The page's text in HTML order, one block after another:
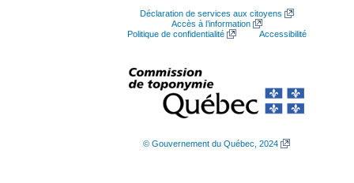
Déclaration de services aux citoyens
Accès à l’information
Politique de confidentialité
Accessibilité
© Gouvernement du Québec, 2024